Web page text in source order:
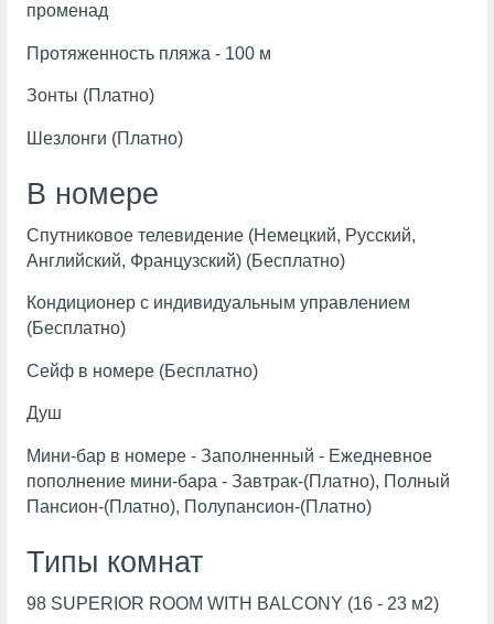
променад
Протяженность пляжа - 100 м
Зонты (Платно)
Шезлонги (Платно)
В номере
Спутниковое телевидение (Немецкий, Русский,
Английский, Французский) (Бесплатно)
Кондиционер с индивидуальным управлением
(Бесплатно)
Сейф в номере (Бесплатно)
Душ
Мини-бар в номере - Заполненный - Ежедневное
пополнение мини-бара - Завтрак-(Платно), Полный
Пансион-(Платно), Полупансион-(Платно)
Типы комнат
98 SUPERIOR ROOM WITH BALCONY (16 - 23 м2)